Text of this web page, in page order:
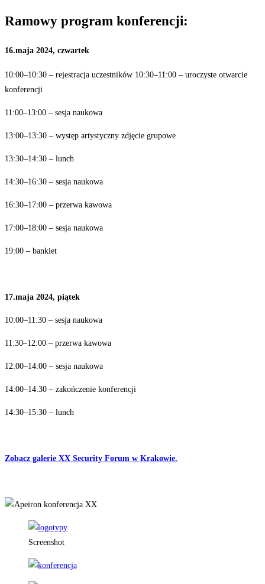
Ramowy program konferencji:
16.maja 2024, czwartek
10:00–10:30 – rejestracja uczestników 10:30–11:00 – uroczyste otwarcie
konferencji
11:00–13:00 – sesja naukowa
13:00–13:30 – występ artystyczny zdjęcie grupowe
13:30–14:30 – lunch
14:30–16:30 – sesja naukowa
16:30–17:00 – przerwa kawowa
17:00–18:00 – sesja naukowa
19:00 – bankiet
17.maja 2024, piątek
10:00–11:30 – sesja naukowa
11:30–12:00 – przerwa kawowa
12:00–14:00 – sesja naukowa
14:00–14:30 – zakończenie konferencji
14:30–15:30 – lunch
Zobacz galerie XX Security Forum w Krakowie.
Screenshot